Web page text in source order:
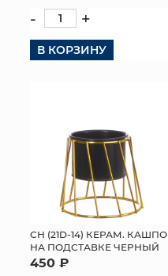
- +
В КОРЗИНУ
СН (21D-14) КЕРАМ. КАШПО
НА ПОДСТАВКЕ ЧЕРНЫЙ
450 ₽